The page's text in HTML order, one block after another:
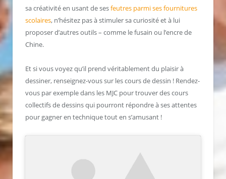
sa créativité en usant de sesfeutres parmi ses fournitures
scolaires, n’hésitez pas à stimuler sa curiosité et à lui
proposer d’autres outils – comme le fusain ou l’encre de
Chine.
Et si vous voyez qu’il prend véritablement du plaisir à
dessiner, renseignez-vous sur les cours de dessin ! Rendez-
vous par exemple dans les MJC pour trouver des cours
collectifs de dessins qui pourront répondre à ses attentes
pour gagner en technique tout en s’amusant !